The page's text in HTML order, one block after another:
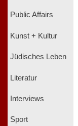
Public Affairs
Kunst + Kultur
Jüdisches Leben
Literatur
Interviews
Sport